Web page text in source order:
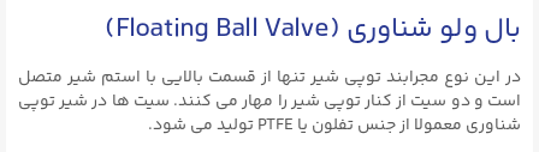
بال ولو شناوری (Floating Ball Valve)
در این نوع مجرابند توپی شیر تنها از قسمت بالایی با استم شیر متصل
است و دو سیت از کنار توپی شیر را مهار می کنند. سیت ها در شیر توپی
شناوری معمولا از جنس تفلون یا PTFE تولید می شود.